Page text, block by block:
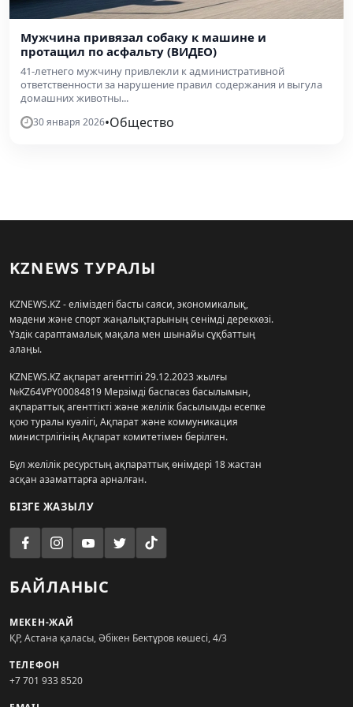
Мужчина привязал собаку к машине и
протащил по асфальту (ВИДЕО)
41-летнего мужчину привлекли к административной
ответственности за нарушение правил содержания и выгула
домашних животны...
30 января 2026•Общество
KZNEWS ТУРАЛЫ
KZNEWS.KZ - еліміздегі басты саяси, экономикалық,
мәдени және спорт жаңалықтарының сенімді дереккөзі.
Үздік сараптамалық мақала мен шынайы сұқбаттың
алаңы.
KZNEWS.KZ ақпарат агенттігі 29.12.2023 жылғы
№KZ64VPY00084819 Мерзімді баспасөз басылымын,
ақпараттық агенттікті және желілік басылымды есепке
қою туралы куәлігі, Ақпарат және коммуникация
министрлігінің Ақпарат комитетімен берілген.
Бұл желілік ресурстың ақпараттық өнімдері 18 жастан
асқан азаматтарға арналған.
БІЗГЕ ЖАЗЫЛУ
БАЙЛАНЫС
МЕКЕН-ЖАЙ
ҚР, Астана қаласы, Әбікен Бектұров көшесі, 4/3
ТЕЛЕФОН
+7 701 933 8520